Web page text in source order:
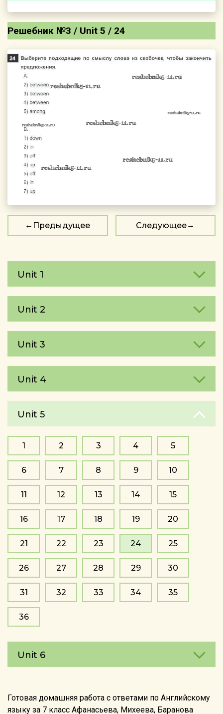
Решебник №3 / Unit 5 / 24
Предыдущее Следующее
Unit 1
Unit 2
Unit 3
Unit 4
Unit 5
1 2 3 4 5
6 7 8 9 10
11 12 13 14 15
16 17 18 19 20
21 22 23 24 25
26 27 28 29 30
31 32 33 34 35
36
Unit 6
Готовая домашняя работа с ответами по Английскому
языку за 7 класс Афанасьева, Михеева, Баранова